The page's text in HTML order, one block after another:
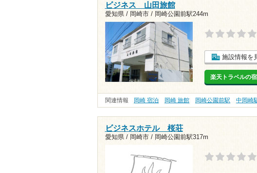
ビジネス 山田旅館
愛知県 / 岡崎市 / 岡崎公園前駅244m
施設情報を
楽天トラベルの
関連情報 岡崎 宿泊 岡崎 旅館 岡崎公園前駅 中岡崎
ビジネスホテル 桜荘
愛知県 / 岡崎市 / 岡崎公園前駅317m